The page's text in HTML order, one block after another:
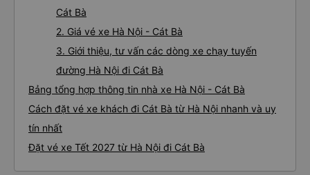
Cát Bà
2. Giá vé xe Hà Nội - Cát Bà
3. Giới thiệu, tư vấn các dòng xe chạy tuyến
đường Hà Nội đi Cát Bà
Bảng tổng hợp thông tin nhà xe Hà Nội - Cát Bà
Cách đặt vé xe khách đi Cát Bà từ Hà Nội nhanh và uy
tín nhất
Đặt vé xe Tết 2027 từ Hà Nội đi Cát Bà